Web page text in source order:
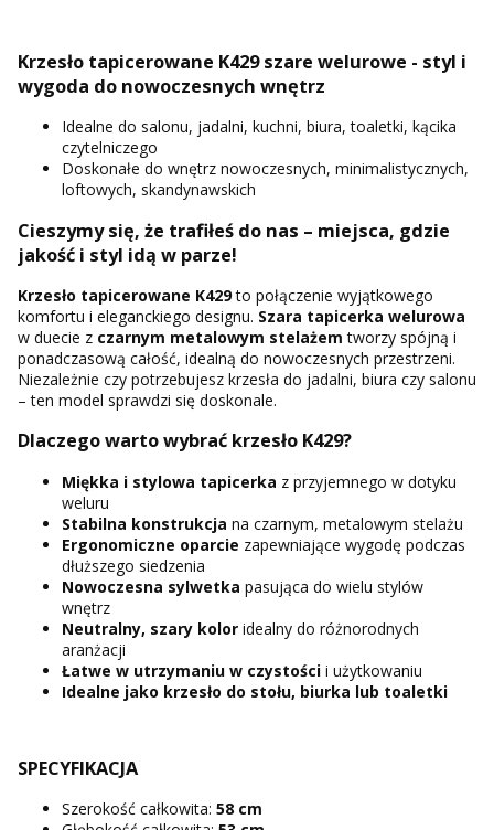
Krzesło tapicerowane K429 szare welurowe - styl i
wygoda do nowoczesnych wnętrz
Idealne do salonu, jadalni, kuchni, biura, toaletki, kącika
czytelniczego
Doskonałe do wnętrz nowoczesnych, minimalistycznych,
loftowych, skandynawskich
Cieszymy się, że trafiłeś do nas – miejsca, gdzie
jakość i styl idą w parze!
Krzesło tapicerowane K429to połączenie wyjątkowego
komfortu i eleganckiego designu. Szara tapicerka welurowa
w duecie z czarnym metalowym stelażem tworzy spójną i
ponadczasową całość, idealną do nowoczesnych przestrzeni.
Niezależnie czy potrzebujesz krzesła do jadalni, biura czy salonu
– ten model sprawdzi się doskonale.
Dlaczego warto wybrać krzesło K429?
Miękka i stylowa tapicerka z przyjemnego w dotyku
weluru
Stabilna konstrukcja na czarnym, metalowym stelażu
Ergonomiczne oparcie zapewniające wygodę podczas
dłuższego siedzenia
Nowoczesna sylwetka pasująca do wielu stylów
wnętrz
Neutralny, szary kolor idealny do różnorodnych
aranżacji
Łatwe w utrzymaniu w czystości i użytkowaniu
Idealne jako krzesło do stołu, biurka lub toaletki
SPECYFIKACJA
Szerokość całkowita: 58 cm